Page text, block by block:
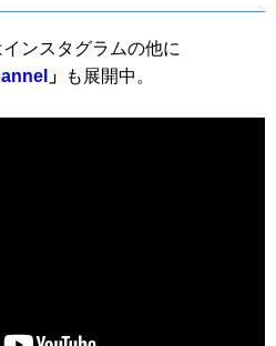
ンスタグラムの他に
」 も展開中。